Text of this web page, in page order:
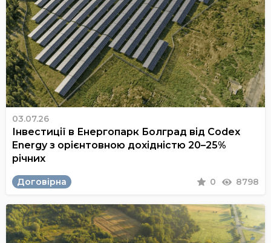
03.07.26
Інвестиції в Енергопарк Болград від Codex
Energy з орієнтовною дохідністю 20–25%
річних
Договірна 0 8798